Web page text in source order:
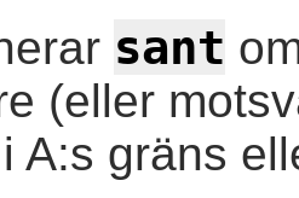
sant
(eller
A:s gräns